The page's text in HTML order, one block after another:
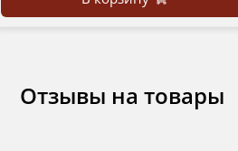
Отзывы на товары